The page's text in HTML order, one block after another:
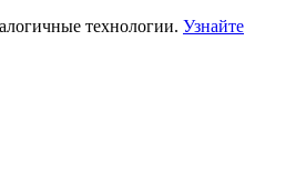
технологии. Узнайте